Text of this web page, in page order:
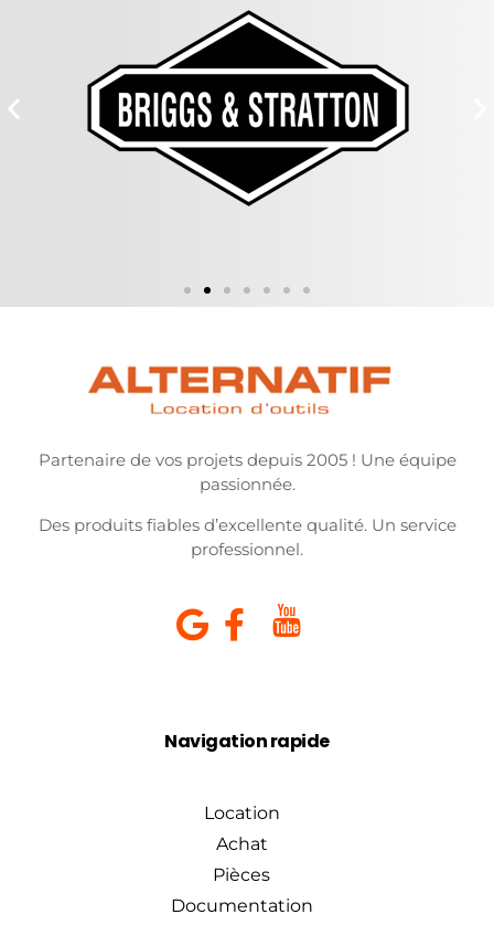
Partenaire de vos projets depuis 2005 ! Une équipe
passionnée.
Des produits fiables d’excellente qualité. Un service
professionnel.
Navigation rapide
Location
Achat
Pièces
Documentation